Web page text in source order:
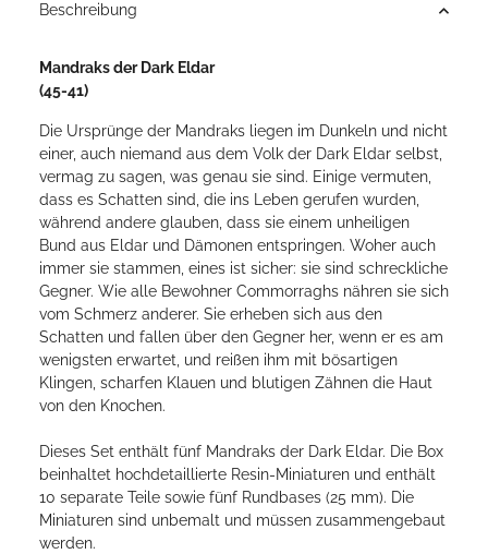
Beschreibung
Mandraks der Dark Eldar
(45-41)
Die Ursprünge der Mandraks liegen im Dunkeln und nicht
einer, auch niemand aus dem Volk der Dark Eldar selbst,
vermag zu sagen, was genau sie sind. Einige vermuten,
dass es Schatten sind, die ins Leben gerufen wurden,
während andere glauben, dass sie einem unheiligen
Bund aus Eldar und Dämonen entspringen. Woher auch
immer sie stammen, eines ist sicher: sie sind schreckliche
Gegner. Wie alle Bewohner Commorraghs nähren sie sich
vom Schmerz anderer. Sie erheben sich aus den
Schatten und fallen über den Gegner her, wenn er es am
wenigsten erwartet, und reißen ihm mit bösartigen
Klingen, scharfen Klauen und blutigen Zähnen die Haut
von den Knochen.
Dieses Set enthält fünf Mandraks der Dark Eldar. Die Box
beinhaltet hochdetaillierte Resin-Miniaturen und enthält
10 separate Teile sowie fünf Rundbases (25 mm). Die
Miniaturen sind unbemalt und müssen zusammengebaut
werden.